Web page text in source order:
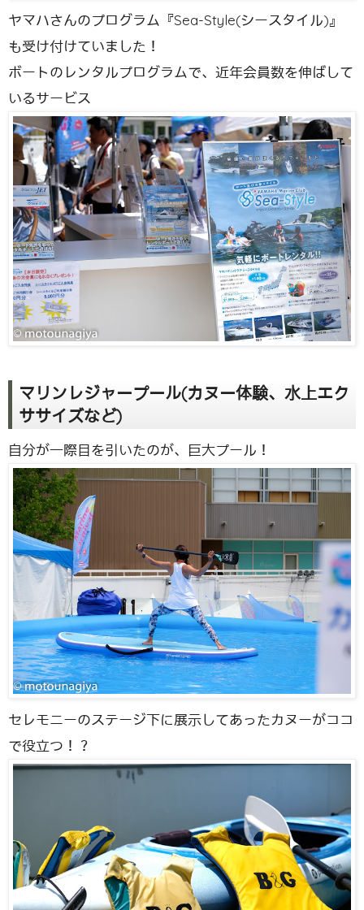
ヤマハさんのプログラム『Sea-Style(シースタイル)』
も受け付けていました！
ボートのレンタルプログラムで、近年会員数を伸ばして
いるサービス
マリンレジャープール(カヌー体験、水上エク
ササイズなど)
自分が一際目を引いたのが、巨大プール！
セレモニーのステージ下に展示してあったカヌーがココ
で役立つ！？